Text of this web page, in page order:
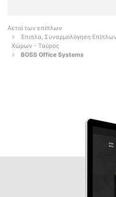
Αετοί των επίπλων
Έπιπλα, Συναρμολόγηση
Χώρων - Ταύρος
BOSS Office Systems